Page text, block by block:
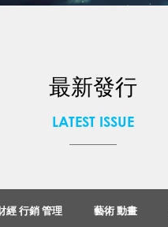
最新發行
LATEST ISSUE
經 行銷 管理 藝術 動畫